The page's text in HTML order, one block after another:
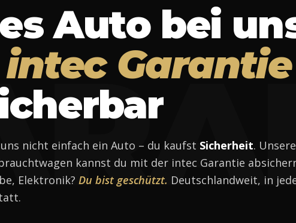
Auto bei
intec Garantie
nicht einfach ein Auto – du kaufst Sicherheit. Unsere
kannst du mit der intec Garantie
Elektronik? Du bist geschützt. Deutschlandweit, in